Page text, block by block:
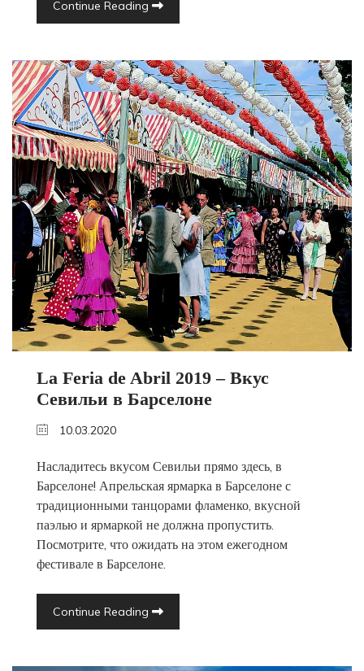
Continue Reading
La Feria de Abril 2019 – Вкус
Севильи в Барселоне
10.03.2020
Насладитесь вкусом Севильи прямо здесь, в
Барселоне! Апрельская ярмарка в Барселоне с
традиционными танцорами фламенко, вкусной
паэлью и ярмаркой не должна пропустить.
Посмотрите, что ожидать на этом ежегодном
фестивале в Барселоне.
Continue Reading